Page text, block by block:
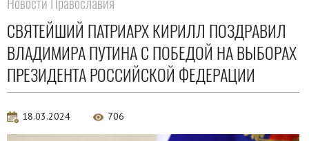
СВЯТЕЙШИЙ ПАТРИАРХ КИРИЛЛ ПОЗДРАВИЛ
ВЛАДИМИРА ПУТИНА С ПОБЕДОЙ НА ВЫБОРАХ
ПРЕЗИДЕНТА РОССИЙСКОЙ ФЕДЕРАЦИИ
18.03.2024 706